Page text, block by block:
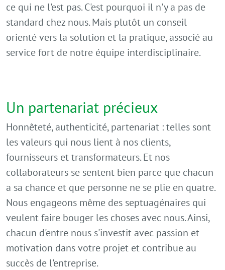
ce qui ne l'est pas. C'est pourquoi il n'y a pas de
standard chez nous. Mais plutôt un conseil
orienté vers la solution et la pratique, associé au
service fort de notre équipe interdisciplinaire.
Un partenariat précieux
Honnêteté, authenticité, partenariat : telles sont
les valeurs qui nous lient à nos clients,
fournisseurs et transformateurs. Et nos
collaborateurs se sentent bien parce que chacun
a sa chance et que personne ne se plie en quatre.
Nous engageons même des septuagénaires qui
veulent faire bouger les choses avec nous. Ainsi,
chacun d'entre nous s'investit avec passion et
motivation dans votre projet et contribue au
succès de l'entreprise.